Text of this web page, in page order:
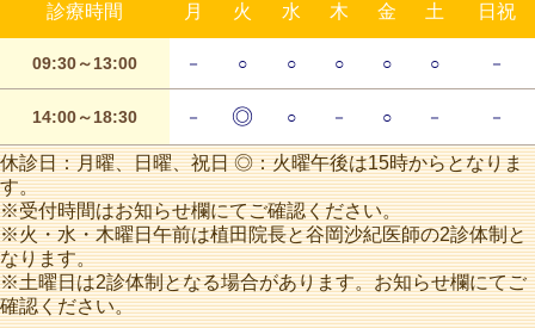
診療時間 月 火 水 木 金 土 日祝
09:30～13:00 － ○ ○ ○ ○ ○ －
14:00～18:30 － ◎ ○ － ○ － －
休診日：月曜、日曜、祝日 ◎：火曜午後は15時からとなりま
す。
※受付時間はお知らせ欄にてご確認ください。
※火・水・木曜日午前は植田院長と谷岡沙紀医師の2診体制と
なります。
※土曜日は2診体制となる場合があります。お知らせ欄にてご
確認ください。